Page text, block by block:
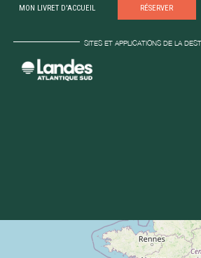
MON LIVRET D'ACCUEIL RÉSERVER
SITES ET APPLICATIONS DE LA